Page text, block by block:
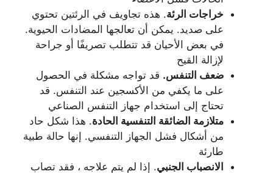
خراجات الرئة. هذه تجاويف في الرئتين تحتوي
على صديد. يمكن أن تعالجها المضادات الحيوية.
في بعض الأحيان قد تتطلب تصريفًا أو جراحة
لإزالة القيح
ضعف التنفس. قد تواجه مشكلة في الحصول
على ما يكفي من الأكسجين عند التنفس. قد
تحتاج إلى استخدام جهاز التنفس الصناعي
متلازمة الضائقة التنفسية الحادة. هذا شكل حاد
من أشكال فشل الجهاز التنفسي. إنها حالة طبية
طارئة
الانصباب الجنبي. إذا لم يتم علاجه ، فقد تصاب